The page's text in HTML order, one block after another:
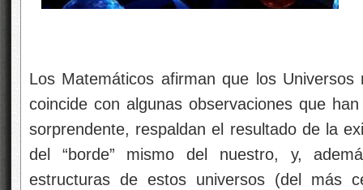
Los Matemáticos afirman que los
coincide con algunas observaciones que
sorprendente, respaldan el resultado de la
del “borde” mismo del nuestro, y,
estructuras de estos universos (del más